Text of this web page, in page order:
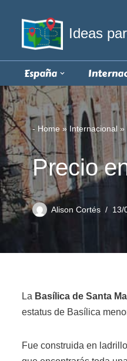
Saltar
contenido
Ideas
España
- Home » Internacional »
Precio
Alison Cortés 13/
La Basílica de Santa
estatus de Basílica
Fue construida en